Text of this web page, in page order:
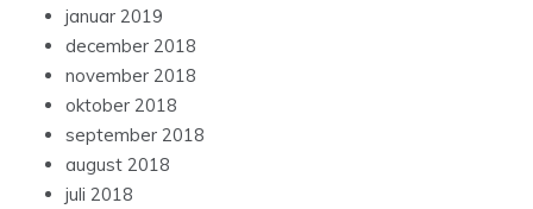
januar 2019
december 2018
november 2018
oktober 2018
september 2018
august 2018
juli 2018